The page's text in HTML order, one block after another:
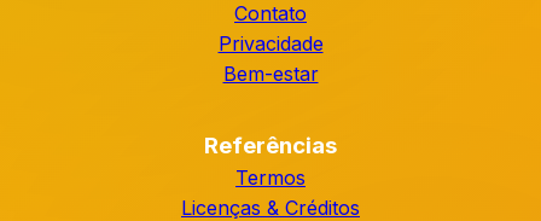
Contato
Privacidade
Bem-estar
Referências
Termos
Licenças & Créditos